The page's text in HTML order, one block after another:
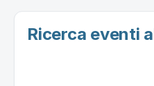
Ricerca eventi